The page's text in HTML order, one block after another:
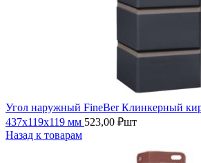
Угол наружный FineBer Клинкерный
437х119х119 мм 523,00 ₽шт
Назад к товарам